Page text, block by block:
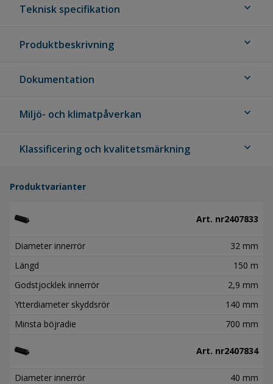
Teknisk specifikation expand_more
Produktbeskrivning expand_more
Dokumentation expand_more
Miljö- och klimatpåverkan expand_more
Klassificering och kvalitetsmärkning expand_more
Produktvarianter
Art. nr2407833
Diameter innerrör
32 mm
Längd
150 m
Godstjocklek innerrör
2,9 mm
Ytterdiameter skyddsrör
140 mm
Minsta böjradie
700 mm
Art. nr2407834
Diameter innerrör
40 mm